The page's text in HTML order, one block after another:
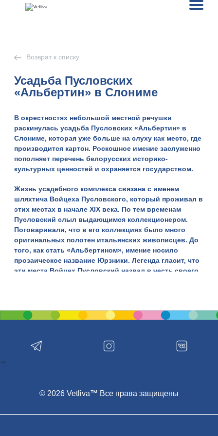
Возврат к списку
Усадьба Пусловских
«Альбертин» в Слониме
В окрестностях небольшой местной речушки
раскинуласьусадьба Пусловских «Альбертин» в
Слониме, которая уже больше на слуху как место, где
производится картон. Роскошное имение заслуженно
пополняет перечень белорусских историко-
культурных ценностей и охраняется государством.
Жизнь усадебного комплекса связана с именем
шляхтича Войцеха Пусловского, который проживал в
этих местах в начале XIX века. По тем временам
Пусловский слыл выдающимся коллекционером.
Поговаривали, что в его коллекциях было много
оригинальных полотен итальянских живописцев. До
того, как стать «Альбертином», имение носило
прозаическое название Юрзники. Легенда гласит, что
эти места Войцех Пусловский назвал в честь своего
Имение состоит из прекрасных сооружений,
раскинувшегосяпаркаи массивнойбрамына въезде.
стали функционировать промышленные объекты, где
производилось много того, что нужно в хозяйстве,
свелась к минимуму. Сейчас здесь функционирует
© 2026 Vetliva™ Все права защищены
-->